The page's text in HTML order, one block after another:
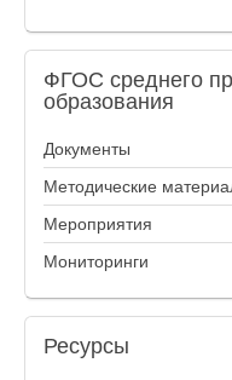
ФГОС среднего
образования
Документы
Методические
Мероприятия
Мониторинги
Ресурсы